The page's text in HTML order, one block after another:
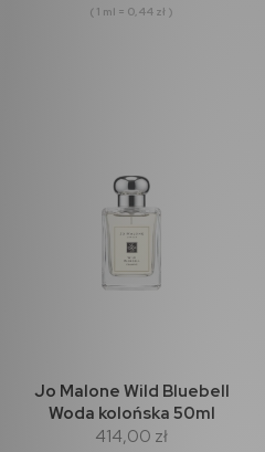
( 1 ml = 0,44 zł )
Jo Malone Wild Bluebell
Woda kolońska 50ml
414,00 zł